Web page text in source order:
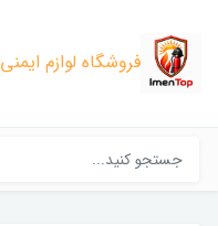
فروشگاه لوازم ایمنی